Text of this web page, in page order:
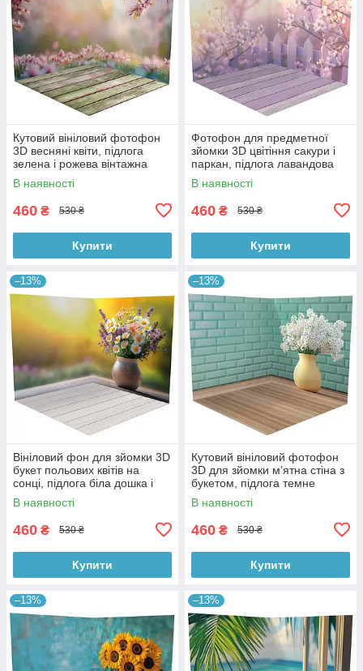
Кутовий вініловий фотофон
3D весняні квіти, підлога
зелена і рожева вінтажна
дошка, 50×50 см, №58615
В наявності
460 ₴ 530 ₴
Купити
Фотофон для предметної
зйомки 3D цвітіння сакури і
паркан, підлога лавандова
дошка і дерево, 50×50 см,
№58616
В наявності
460 ₴ 530 ₴
Купити
–13%
Вініловий фон для зйомки 3D
букет польових квітів на
сонці, підлога біла дошка і
тепле дерево, 50×50 см,
№58617
В наявності
460 ₴ 530 ₴
Купити
–13%
Кутовий вініловий фотофон
3D для зйомки мʼятна стіна з
букетом, підлога темне
дерево, 50×50 см, №58620
В наявності
460 ₴ 530 ₴
Купити
–13% –13%